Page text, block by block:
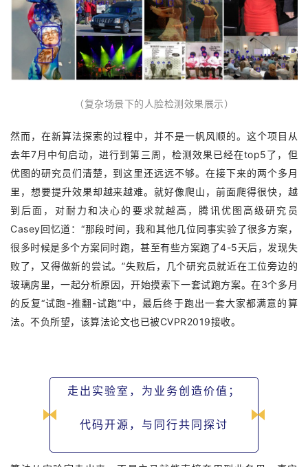
（复杂场景下的人脸检测效果展示）
然而，在新算法探索的过程中，并不是一帆风顺的。这个项目从
去年7月中旬启动，进行到第三周，检测效果已经在top5了，但
优图的研究员们清楚，到这里还远远不够。在接下来的两个多月
里，想要提升效果却越来越难。就好像爬山，前面爬得很快，越
到后面，对耐力和决心的要求就越高，腾讯优图高级研究员
Casey回忆道：“那段时间，我和其他几位同事实验了很多方案，
很多时候是多个方案同时跑，甚至有些方案跑了4-5天后，发现失
败了，又得做新的尝试。”失败后，几个研究员就近在工位旁边的
玻璃房里，一起分析原因，开始摸索下一套试跑方案。在3个多月
的反复“试跑-推翻-试跑”中，最后终于跑出一套大家都满意的算
法。不负所望，该算法论文也已被CVPR2019接收。
走出实验室，为业务创造价值；
代码开源，与同行共同探讨